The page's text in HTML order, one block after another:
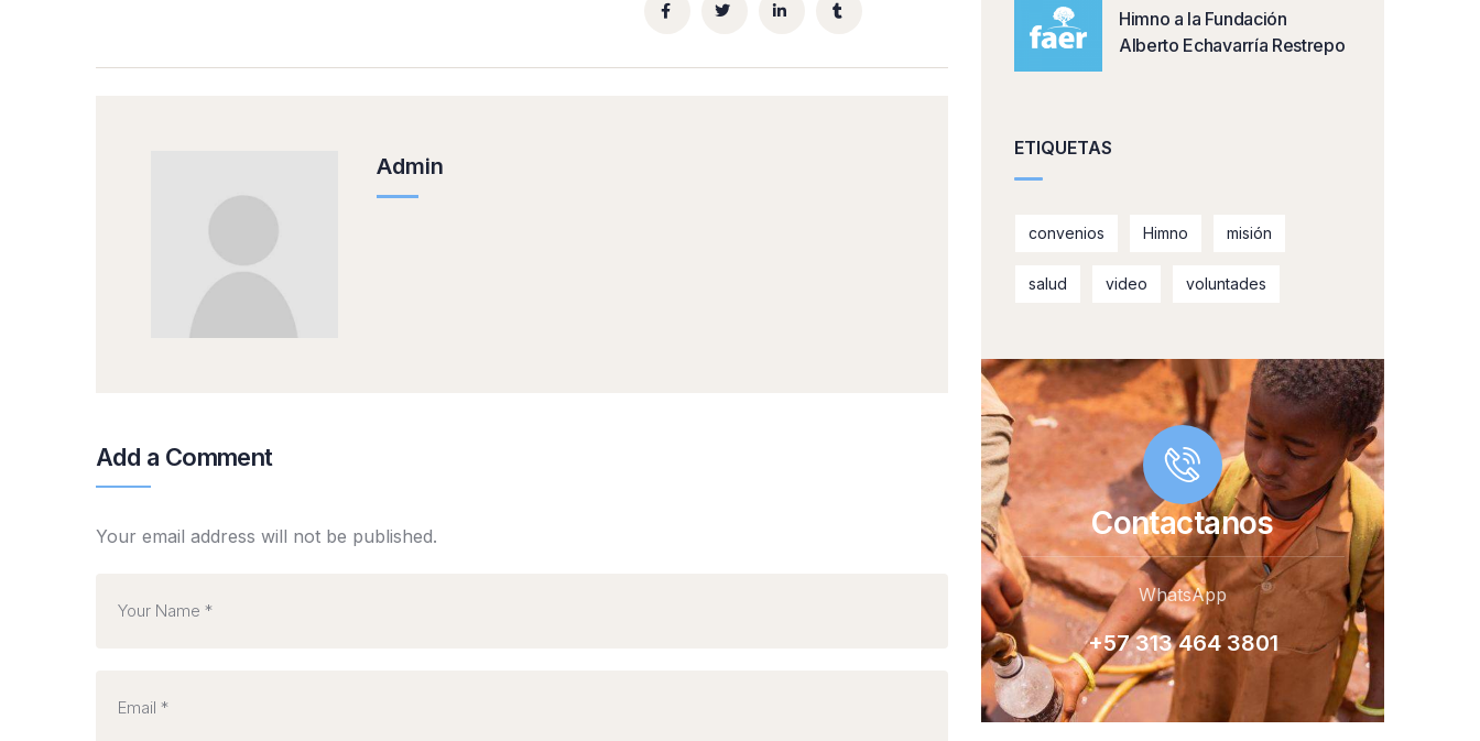
Admin
Add a Comment
Your email address will not be published.
Himno a la Fundación
Alberto Echavarría Restrepo
ETIQUETAS
convenios Himno misión
salud video voluntades
Contactanos
WhatsApp
+57 313 464 3801